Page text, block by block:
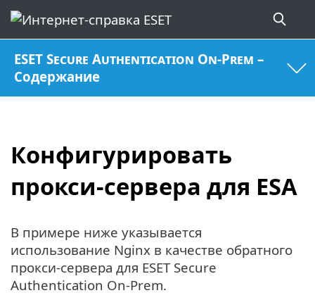
ESET Secure Authentication On-Prem –
Содержание
Конфигурировать
прокси-сервера для ESA
В примере ниже указывается
использование Nginx в качестве обратного
прокси-сервера для ESET Secure
Authentication On-Prem.